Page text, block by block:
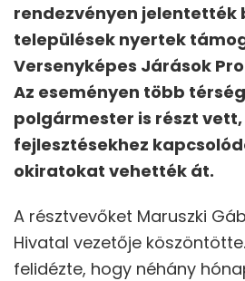
rendezvényen jelentették
települések nyertek
Versenyképes Járások
Az eseményen több
polgármester is részt
fejlesztésekhez
okiratokat vehették át.
A résztvevőket Maruszki
Hivatal vezetője
felidézte, hogy néhány